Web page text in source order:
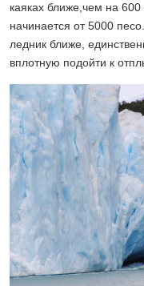
каяках ближе,чем на
начинается от 5000
ледник ближе,
вплотную подойти к